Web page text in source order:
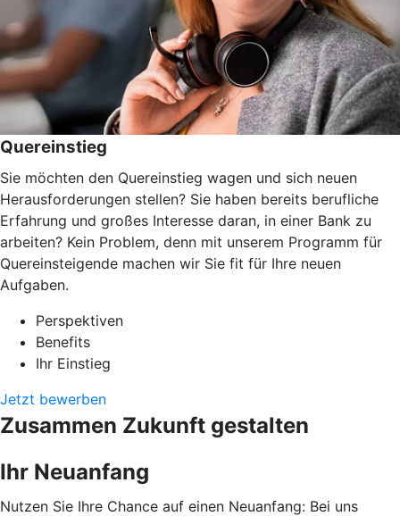
Quereinstieg
Sie möchten den Quereinstieg wagen und sich neuen
Herausforderungen stellen? Sie haben bereits berufliche
Erfahrung und großes Interesse daran, in einer Bank zu
arbeiten? Kein Problem, denn mit unserem Programm für
Quereinsteigende machen wir Sie fit für Ihre neuen
Aufgaben.
Perspektiven
Benefits
Ihr Einstieg
Jetzt bewerben
Zusammen Zukunft gestalten
Ihr Neuanfang
Nutzen Sie Ihre Chance auf einen Neuanfang: Bei uns